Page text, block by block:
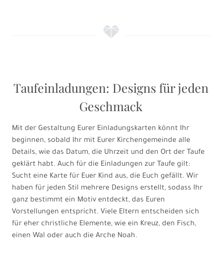
f
Taufeinladungen: Designs für jeden
Geschmack
Mit der Gestaltung Eurer Einladungskarten könnt Ihr
beginnen, sobald Ihr mit Eurer Kirchengemeinde alle
Details, wie das Datum, die Uhrzeit und den Ort der Taufe
geklärt habt. Auch für die Einladungen zur Taufe gilt:
Sucht eine Karte für Euer Kind aus, die Euch gefällt. Wir
haben für jeden Stil mehrere Designs erstellt, sodass Ihr
ganz bestimmt ein Motiv entdeckt, das Euren
Vorstellungen entspricht. Viele Eltern entscheiden sich
für eher christliche Elemente, wie ein Kreuz, den Fisch,
einen Wal oder auch die Arche Noah.